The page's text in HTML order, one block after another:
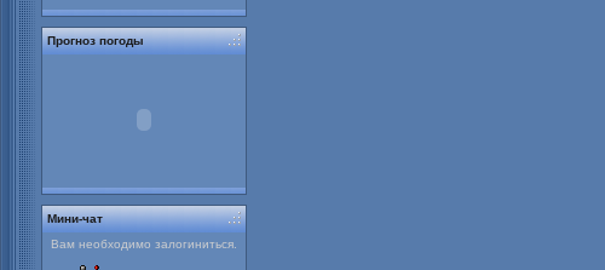
Прогноз погоды
Мини-чат
Вам необходимо залогиниться.